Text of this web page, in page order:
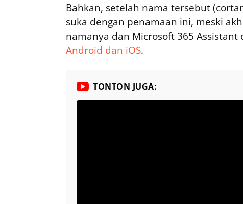
Bahkan, setelah nama tersebut
suka dengan penamaan ini, meski
namanya dan Microsoft 365
Android dan iOS.
TONTON JUGA: